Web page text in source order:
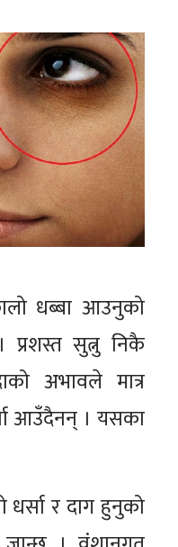
धब्बा आउनुको
प्रशस्त सुत्नु निकै
अभावले मात्र
आउँदैनन् । यसका
र दाग हुनुको